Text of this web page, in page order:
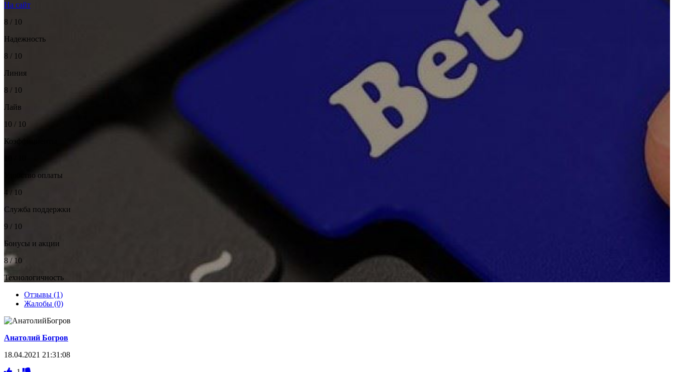
На сайт
8 / 10
Надежность
8 / 10
Линия
8 / 10
Лайв
10 / 10
Коэффициенты
Удобство оплаты
4 / 10
Служба поддержки
9 / 10
Бонусы и акции
8 / 10
Технологичность
Отзывы (1)
Жалобы (0)
Анатолий Богров
18.04.2021 21:31:08